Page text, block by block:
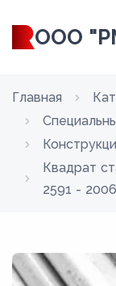
ООО
Главная
Квадрат
2591 - 2006